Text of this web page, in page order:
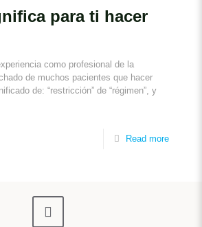
para ti hacer
como profesional de la
de muchos pacientes que hacer
de: “restricción” de “régimen”, y
Read more